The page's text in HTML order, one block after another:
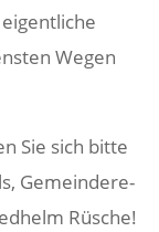
Wegen
Sie sich bitte
Gemein­de­re­
Rüsche!